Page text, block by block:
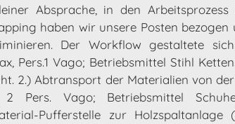
Absprache, in den Arbeitsprozess
haben wir unsere Posten bezogen
Der Workflow gestaltete
Pers.1 Vago; Betriebsmittel Stihl
2.) Abtransport der Materialien von
2 Pers. Vago; Betriebsmittel
Pufferstelle zur Holzspaltanlage